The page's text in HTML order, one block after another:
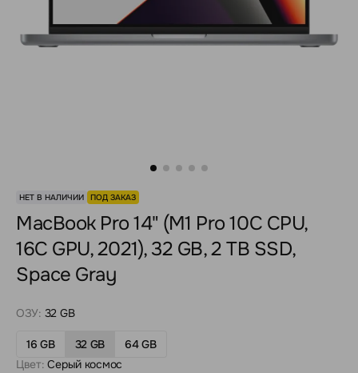
НЕТ В НАЛИЧИИ ПОД ЗАКАЗ
MacBook Pro 14" (M1 Pro 10C CPU,
16C GPU, 2021), 32 GB, 2 TB SSD,
Space Gray
ОЗУ: 32 GB
16 GB 32 GB
64 GB
Цвет: Серый космос